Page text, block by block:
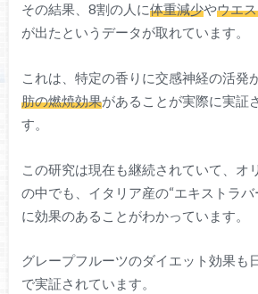
その結果、8割の人に体重減少やウエ
が出たというデータが取れています。
これは、特定の香りに交感神経の活発
肪の燃焼効果があることが実際に実証
す。
この研究は現在も継続されていて、オ
の中でも、イタリア産の“エキストラ
に効果のあることがわかっています。
グレープフルーツのダイエット効果も
で実証されています。